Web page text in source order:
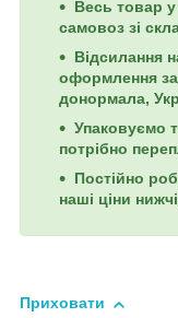
Весь товар
самовоз зі
Відсилання
оформлення
донормала,
Упаковуємо
потрібно
Постійно
наші ціни
Приховати